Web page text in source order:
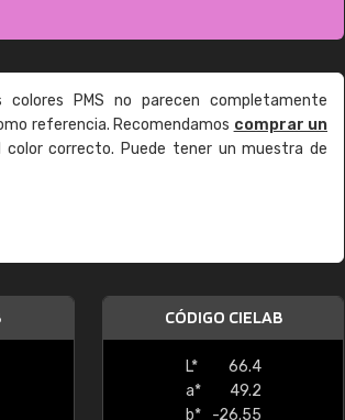
PMS no parecen completamente
referencia. Recomendamos comprar un
correcto. Puede tener un muestra de
CÓDIGO CIELAB
L*
66.4
a*
49.2
b*
-26.55
"Buen servicio. No obstante No es fácil
encontrar/comprar lo que se busca"